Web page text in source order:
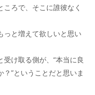
ろで、そこに誰彼なく
っと増えて欲しいと思い
け取る側が、“本当に良
”ということだと思いま